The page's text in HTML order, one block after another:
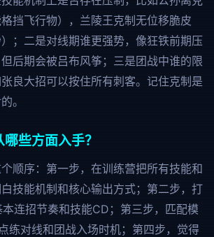
挡飞行物），兰陵王克制无位移脆皮
）；二是对线期谁更强势，像狂铁前期压
后期会被吕布风筝；三是团战中谁的限
良大招可以按住所有刺客。记住克制是
。
些方面入手？
顺序：第一步，在训练营把所有技能和
技能机制和核心输出方式；第二步，打
连招节奏和技能CD；第三步，匹配模
练对线和团战入场时机；第四步，觉得